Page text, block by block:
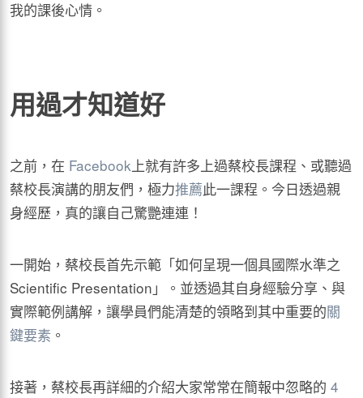
我的課後心情。
用過才知道好
之前，在 Facebook 上就有許多上過蔡校長課程、或聽過
蔡校長演講的朋友們，極力推薦此一課程。今日透過親
身經歷，真的讓自己驚艷連連！
一開始，蔡校長首先示範「如何呈現一個具國際水準之
Scientific Presentation」。並透過其自身經驗分享、與
實際範例講解，讓學員們能清楚的領略到其中重要的關
鍵要素 。
接著，蔡校長再詳細的介紹大家常常在簡報中忽略的 4